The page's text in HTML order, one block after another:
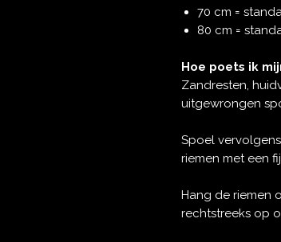
70 cm =
80 cm =
Hoe poets ik
Zandresten,
uitgewrongen
Spoel
riemen met een
Hang de riemen
rechtstreeks op